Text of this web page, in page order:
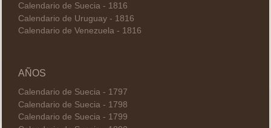
Calendario de Suecia - 1816
Calendario de Uruguay - 1816
Calendario de Venezuela - 1816
AÑOS
Calendario de Suecia - 1797
Calendario de Suecia - 1798
Calendario de Suecia - 1799